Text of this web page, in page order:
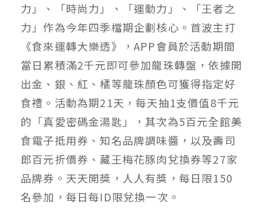
力」、「時尚力」、「運動力」、「王者之
力」作為今年四季檔期企劃核心。首波主打
《食來運轉大樂透》，APP會員於活動期間
當日累積滿2千元即可參加龍珠轉盤，依據開
出金、銀、紅、橘等龍珠顏色可獲得指定好
食禮。活動為期21天，每天抽1支價值8千元
的「真愛密碼金湯匙」，其次為5百元全館美
食電子抵用券、知名品牌調味醬，以及壽司
郎百元折價券、藏王梅花豚肉兌換券等27家
品牌券。天天開獎，人人有獎，每日限150
名參加，每日每ID限兌換一次。